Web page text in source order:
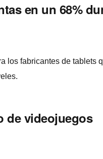
en un 68%
los fabricantes de tablets
de videojuegos